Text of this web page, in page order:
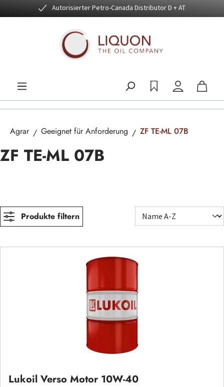
Zum Hauptinhalt springenAutorisierter Petro-Canada Distributor D + AT
Agrar Geeignet für Anforderung ZF TE-ML 07B
ZF TE-ML 07B
Produkte filtern
Lukoil Verso Motor 10W-40